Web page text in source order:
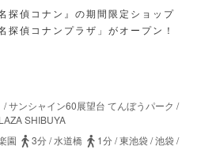
名探偵コナン』の期間限定ショップ
名探偵コナンプラザ」がオープン！
/サンシャイン60展望台 てんぼうパーク /
SHIBUYA
園 3分/水道橋 1分/東池袋/池袋/